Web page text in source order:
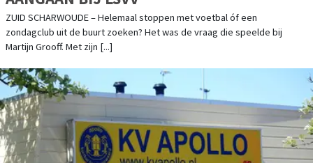
ZUID SCHARWOUDE – Helemaal stoppen met voetbal óf een
zondagclub uit de buurt zoeken? Het was de vraag die speelde bij
Martijn Grooff. Met zijn [...]